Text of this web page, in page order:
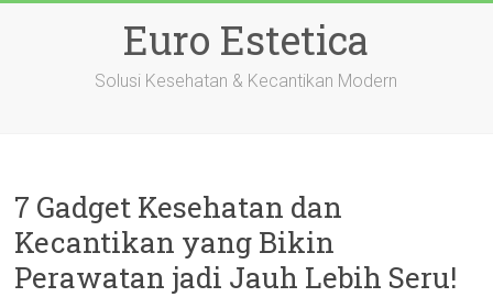
Euro Estetica
Solusi Kesehatan & Kecantikan Modern
7 Gadget Kesehatan dan
Kecantikan yang Bikin
Perawatan jadi Jauh Lebih Seru!